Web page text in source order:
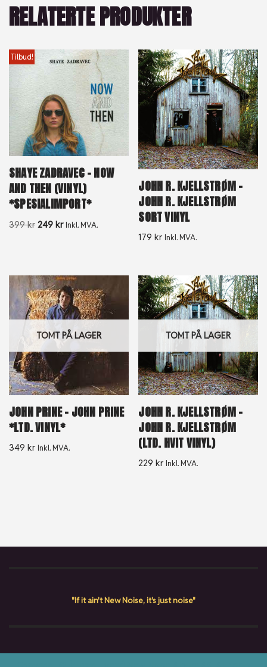
RELATERTE PRODUKTER
Tilbud!
SHAYE ZADRAVEC – NOW
AND THEN (VINYL)
*SPESIALIMPORT*
399kr 249 kr Inkl. MVA.
JOHN R. KJELLSTRØM –
JOHN R. KJELLSTRØM
SORT VINYL
179kr Inkl. MVA.
TOMT PÅ LAGER
JOHN PRINE – JOHN PRINE
*LTD. VINYL*
349 kr Inkl. MVA.
TOMT PÅ LAGER
JOHN R. KJELLSTRØM –
JOHN R. KJELLSTRØM
(LTD. HVIT VINYL)
229kr Inkl. MVA.
"If it ain't New Noise, it's just noise"